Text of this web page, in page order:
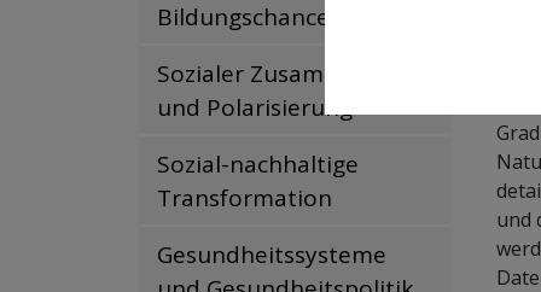
Bildungschancen
Sozialer Zusammenhalt
und Polarisierung
Sozial-nachhaltige
Transformation
Gesundheitssysteme
und